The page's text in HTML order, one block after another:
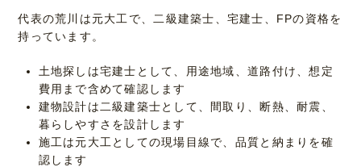
代表の荒川は元大工で、二級建築士、宅建士、FPの資格を
持っています。
土地探しは宅建士として、用途地域、道路付け、想定
費用まで含めて確認します
建物設計は二級建築士として、間取り、断熱、耐震、
暮らしやすさを設計します
施工は元大工としての現場目線で、品質と納まりを確
認します